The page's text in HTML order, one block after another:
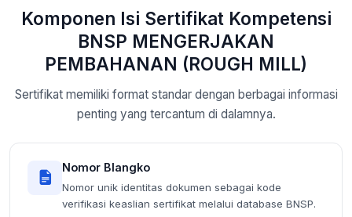
Komponen Isi Sertifikat Kompetensi
BNSP MENGERJAKAN
PEMBAHANAN (ROUGH MILL)
Sertifikat memiliki format standar dengan berbagai informasi
penting yang tercantum di dalamnya.
Nomor Blangko
Nomor unik identitas dokumen sebagai kode
verifikasi keaslian sertifikat melalui database BNSP.